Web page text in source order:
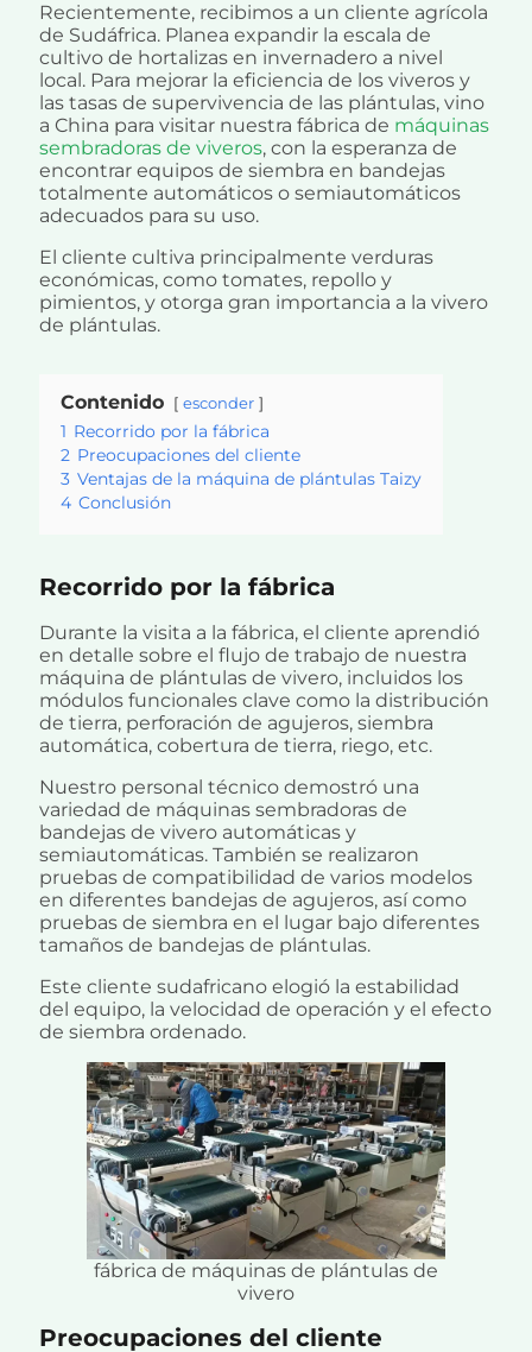
Recientemente, recibimos a un cliente agrícola
de Sudáfrica. Planea expandir la escala de
cultivo de hortalizas en invernadero a nivel
local. Para mejorar la eficiencia de los viveros y
las tasas de supervivencia de las plántulas, vino
a China para visitar nuestra fábrica de máquinas
sembradoras de viveros, con la esperanza de
encontrar equipos de siembra en bandejas
totalmente automáticos o semiautomáticos
adecuados para su uso.
El cliente cultiva principalmente verduras
económicas, como tomates, repollo y
pimientos, y otorga gran importancia a la vivero
de plántulas.
Contenido esconder
1 Recorrido por la fábrica
2 Preocupaciones del cliente
3 Ventajas de la máquina de plántulas Taizy
4 Conclusión
Recorrido por la fábrica
Durante la visita a la fábrica, el cliente aprendió
en detalle sobre el flujo de trabajo de nuestra
máquina de plántulas de vivero, incluidos los
módulos funcionales clave como la distribución
de tierra, perforación de agujeros, siembra
automática, cobertura de tierra, riego, etc.
Nuestro personal técnico demostró una
variedad de máquinas sembradoras de
bandejas de vivero automáticas y
semiautomáticas. También se realizaron
pruebas de compatibilidad de varios modelos
en diferentes bandejas de agujeros, así como
pruebas de siembra en el lugar bajo diferentes
tamaños de bandejas de plántulas.
Este cliente sudafricano elogió la estabilidad
del equipo, la velocidad de operación y el efecto
de siembra ordenado.
fábrica de máquinas de plántulas de
vivero
Preocupaciones del cliente